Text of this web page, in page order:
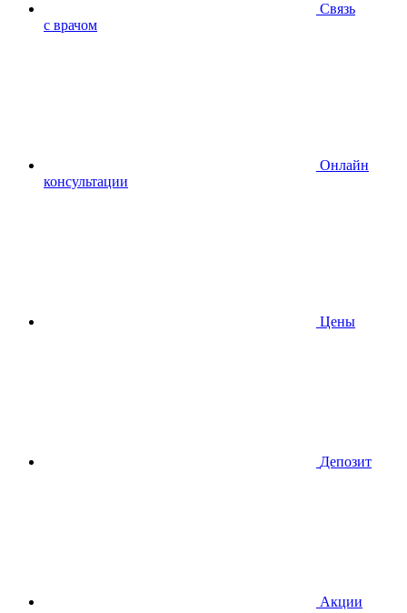
Связь
с врачом
Онлайн
консультации
Цены
Депозит
Акции